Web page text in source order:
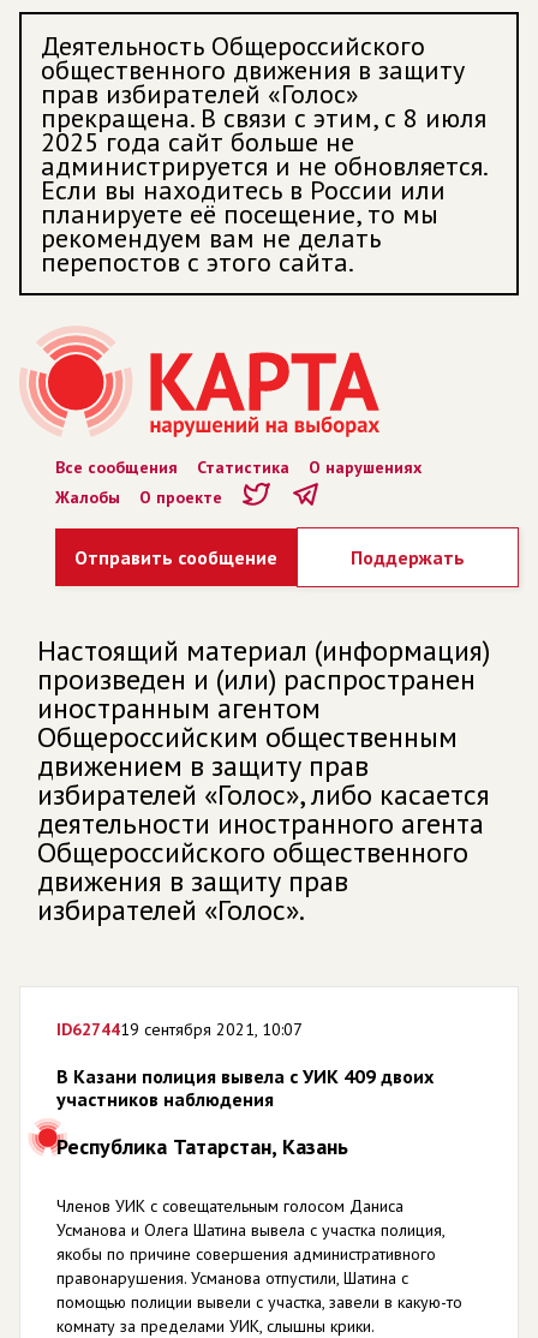
Деятельность Общероссийского
общественного движения в защиту
прав избирателей «Голос»
прекращена. В связи с этим, с 8 июля
2025 года сайт больше не
администрируется и не обновляется.
Если вы находитесь в России или
планируете её посещение, то мы
рекомендуем вам не делать
перепостов с этого сайта.
Все сообщения Статистика
О нарушениях
Жалобы
О проекте
Отправить сообщение Поддержать
Настоящий материал (информация)
произведен и (или) распространен
иностранным агентом
Общероссийским общественным
движением в защиту прав
избирателей «Голос», либо касается
деятельности иностранного агента
Общероссийского общественного
движения в защиту прав
избирателей «Голос».
ID6274419 сентября 2021, 10:07
В Казани полиция вывела с УИК 409 двоих
участников наблюдения
Республика Татарстан, Казань
Членов УИК с совещательным голосом Даниса
Усманова и Олега Шатина вывела с участка полиция,
якобы по причине совершения административного
правонарушения. Усманова отпустили, Шатина с
помощью полиции вывели с участка, завели в какую-то
комнату за пределами УИК, слышны крики.